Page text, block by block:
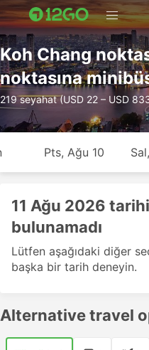
Koh Chang
noktasına
219 seyahat (USD 22 – USD
Pts, Ağu 10
11 Ağu 2026
bulunamadı
Lütfen aşağıdaki diğer
başka bir tarih deneyin.
Alternative travel